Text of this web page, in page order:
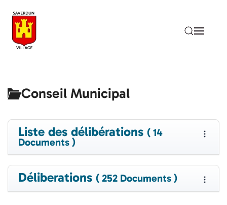
Accéder au contenu principal
Conseil Municipal
Liste des délibérations ( 14
Documents )
Déliberations ( 252 Documents )